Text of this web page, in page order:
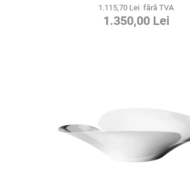
1.115,70 Lei fără TVA
1.350,00 Lei